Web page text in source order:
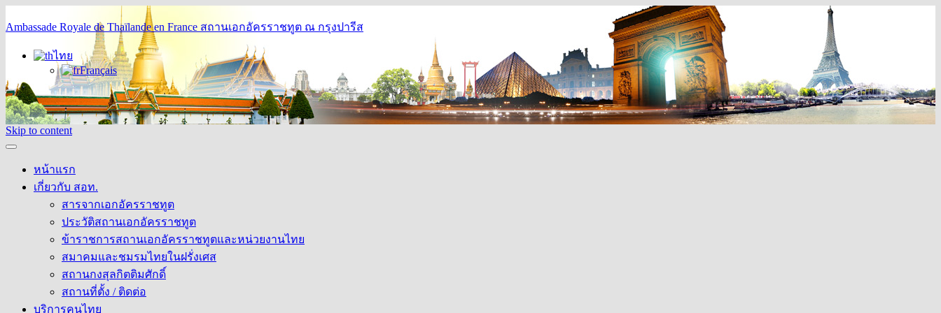
Ambassade Royale de Thaïlande en France สถานเอกอัครราชทูต ณ กรุงปารีส
ไทย
Français
Skip to content
หน้าแรก
เกี่ยวกับ สอท.
สารจากเอกอัครราชทูต
ประวัติสถานเอกอัครราชทูต
ข้าราชการสถานเอกอัครราชทูตและหน่วยงานไทย
สมาคมและชมรมไทยในฝรั่งเศส
สถานกงสุลกิตติมศักดิ์
สถานที่ตั้ง / ติดต่อ
บริการคนไทย